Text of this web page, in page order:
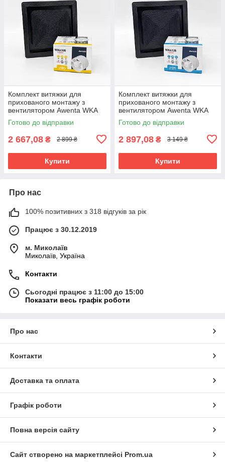
Комплект витяжки для
прихованого монтажу з
вентилятором Awenta WKA
100 Turbo
Готово до відправки
2 667,08 ₴ 2 899 ₴
Купити
Комплект витяжки для
прихованого монтажу з
вентилятором Awenta WKA
125 Turbo
Готово до відправки
2 897,08 ₴ 3 149 ₴
Купити
Про нас
100% позитивних з 318 відгуків за рік
Працює з 30.12.2019
м. Миколаїв
Миколаїв, Україна
Контакти
Сьогодні працює з 11:00 до 15:00
Показати весь графік роботи
Про нас
Контакти
Доставка та оплата
Графік роботи
Повна версія сайту
Сайт створено на маркетплейсі Prom.ua